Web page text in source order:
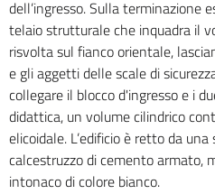
dell’ingresso. Sulla terminazione
telaio strutturale che inquadra il
risvolta sul fianco orientale,
e gli aggetti delle scale di
collegare il blocco d'ingresso e i
didattica, un volume cilindrico
elicoidale. L’edificio è retto da
calcestruzzo di cemento armato,
intonaco di colore bianco.